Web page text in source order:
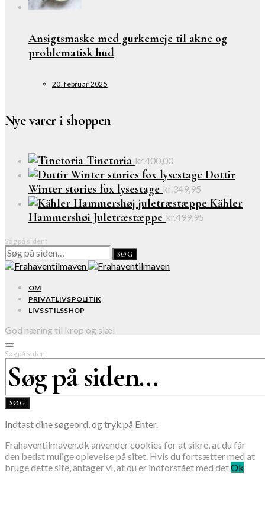
Ansigtsmaske med gurkemeje til akne og
problematisk hud
20. februar 2025
Nye varer i shoppen
Tinctoria kr.400,00
Dottir
Winter stories fox lysestage kr. 349,95
Kähler
Hammershøi Juletræstæppe kr.499,95
Søg på siden:
SØG
OM
PRIVATLIVSPOLITIK
LIVSSTILSSHOP
God næring til krop og sjæl
Søg på siden:
SØG
Indtast dine søgeord, og tryk på Enter.
Frahaventilmaven.dk anvender cookies for at sikre, at du får
den bedst mulige oplevelse på sitet. Hvis du fortsætter med at
bruge dette site, antager vi, at du er indforstået med det.Ok